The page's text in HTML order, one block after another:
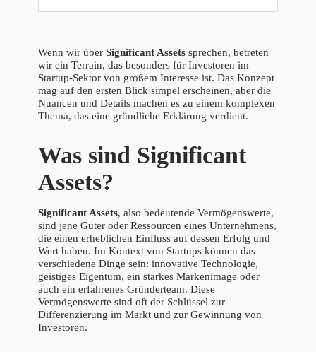
Wenn wir über Significant Assets sprechen, betreten
wir ein Terrain, das besonders für Investoren im
Startup-Sektor von großem Interesse ist. Das Konzept
mag auf den ersten Blick simpel erscheinen, aber die
Nuancen und Details machen es zu einem komplexen
Thema, das eine gründliche Erklärung verdient.
Was sind Significant
Assets?
Significant Assets, also bedeutende Vermögenswerte,
sind jene Güter oder Ressourcen eines Unternehmens,
die einen erheblichen Einfluss auf dessen Erfolg und
Wert haben. Im Kontext von Startups können das
verschiedene Dinge sein: innovative Technologie,
geistiges Eigentum, ein starkes Markenimage oder
auch ein erfahrenes Gründerteam. Diese
Vermögenswerte sind oft der Schlüssel zur
Differenzierung im Markt und zur Gewinnung von
Investoren.